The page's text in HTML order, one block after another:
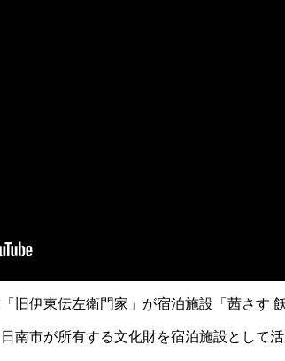
旧伊東伝左衛門家」が宿泊施設「茜さす
南市が所有する文化財を宿泊施設として